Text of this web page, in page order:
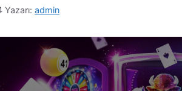
Yazarı: admin